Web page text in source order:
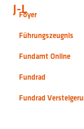
Foyer
Führungszeugnis
Fundamt Online
Fundrad
Fundrad
J-L